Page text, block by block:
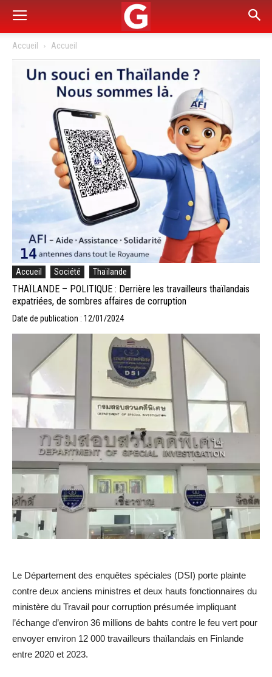
Accueil Accueil
Accueil Société Thaïlande
THAÏLANDE – POLITIQUE : Derrière les travailleurs thaïlandais
expatriées, de sombres affaires de corruption
Date de publication : 12/01/2024
Le Département des enquêtes spéciales (DSI) porte plainte
contre deux anciens ministres et deux hauts fonctionnaires du
ministère du Travail pour corruption présumée impliquant
l’échange d’environ 36 millions de bahts contre le feu vert pour
envoyer environ 12 000 travailleurs thaïlandais en Finlande
entre 2020 et 2023.